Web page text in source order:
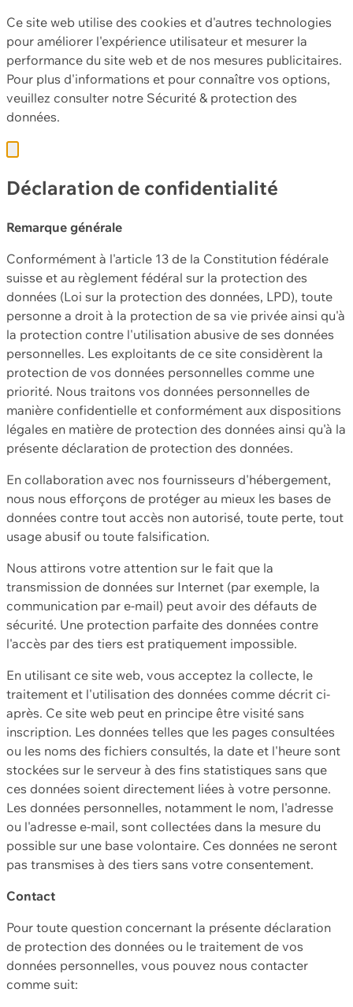
Ce site web utilise des cookies et d'autres technologies
pour améliorer l'expérience utilisateur et mesurer la
performance du site web et de nos mesures publicitaires.
Pour plus d'informations et pour connaître vos options,
veuillez consulter notre Sécurité & protection des
données.
Déclaration de confidentialité
Remarque générale
Conformément à l'article 13 de la Constitution fédérale
suisse et au règlement fédéral sur la protection des
données (Loi sur la protection des données, LPD), toute
personne a droit à la protection de sa vie privée ainsi qu'à
la protection contre l'utilisation abusive de ses données
personnelles. Les exploitants de ce site considèrent la
protection de vos données personnelles comme une
priorité. Nous traitons vos données personnelles de
manière confidentielle et conformément aux dispositions
légales en matière de protection des données ainsi qu'à la
présente déclaration de protection des données.
En collaboration avec nos fournisseurs d'hébergement,
nous nous efforçons de protéger au mieux les bases de
données contre tout accès non autorisé, toute perte, tout
usage abusif ou toute falsification.
Nous attirons votre attention sur le fait que la
transmission de données sur Internet (par exemple, la
communication par e-mail) peut avoir des défauts de
sécurité. Une protection parfaite des données contre
l'accès par des tiers est pratiquement impossible.
En utilisant ce site web, vous acceptez la collecte, le
traitement et l'utilisation des données comme décrit ci-
après. Ce site web peut en principe être visité sans
inscription. Les données telles que les pages consultées
ou les noms des fichiers consultés, la date et l'heure sont
stockées sur le serveur à des fins statistiques sans que
ces données soient directement liées à votre personne.
Les données personnelles, notamment le nom, l'adresse
ou l'adresse e-mail, sont collectées dans la mesure du
possible sur une base volontaire. Ces données ne seront
pas transmises à des tiers sans votre consentement.
Contact
Pour toute question concernant la présente déclaration
de protection des données ou le traitement de vos
données personnelles, vous pouvez nous contacter
comme suit: